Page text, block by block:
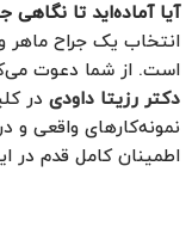
آیا آماده‌اید تا
انتخاب یک جراح ماهر
است. از شما دعوت
دکتر رزیتا داودی در
نمونه‌کارهای واقعی
اطمینان کامل قدم در